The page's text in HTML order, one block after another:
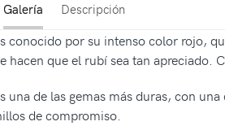
Galería Descripción
conocido por su intenso color rojo,
hacen que el rubí sea tan apreciado.
una de las gemas más duras, con
de compromiso.